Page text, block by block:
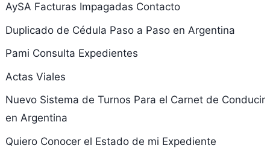
AySA Facturas Impagadas Contacto
Duplicado de Cédula Paso a Paso en Argentina
Pami Consulta Expedientes
Actas Viales
Nuevo Sistema de Turnos Para el Carnet de Conducir
en Argentina
Quiero Conocer el Estado de mi Expediente